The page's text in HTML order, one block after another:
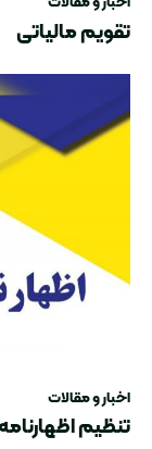
تقویم مالیاتی
اخبار و مقالات
تنظیم